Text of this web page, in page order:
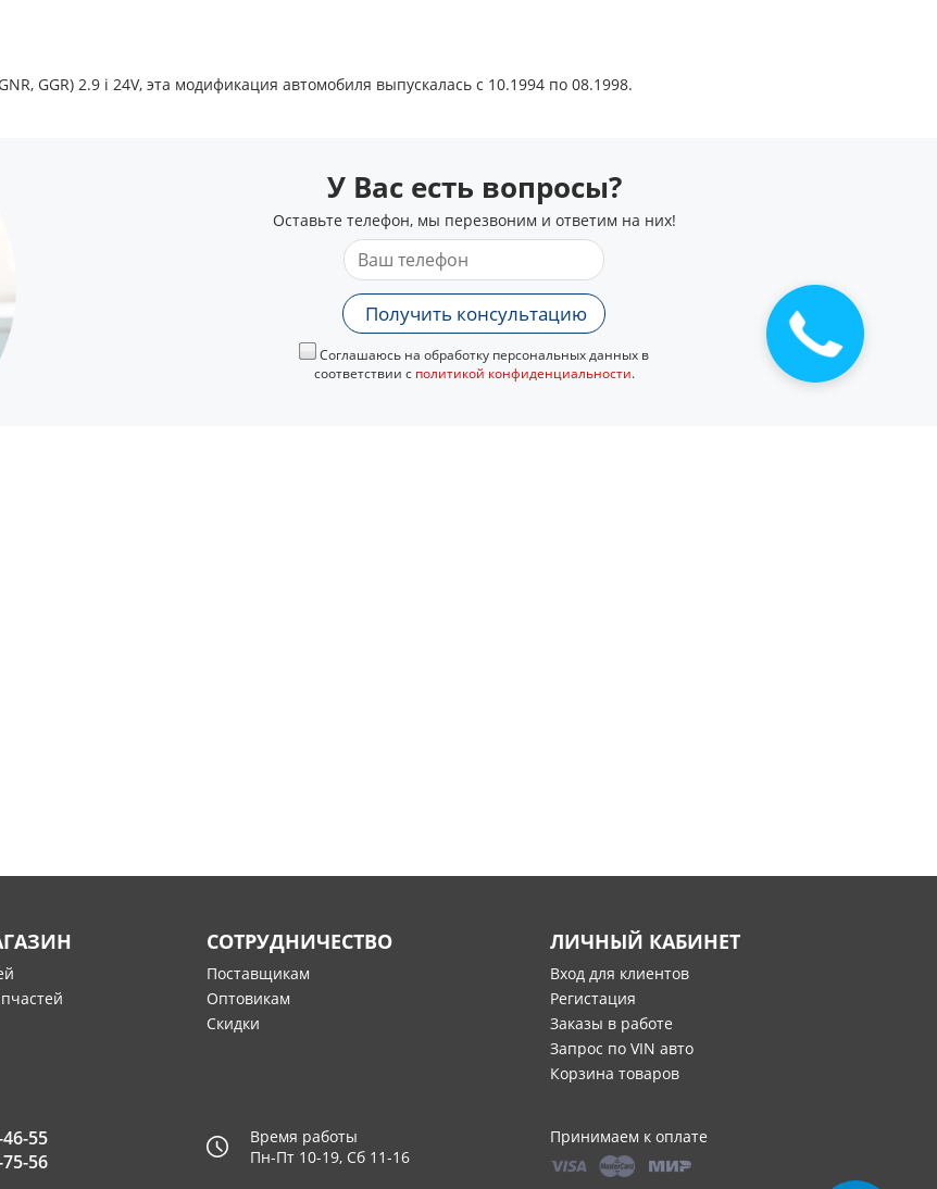
GGR) 2.9 i 24V, эта модификация автомобиля выпускалась с 10.1994 по 08.1998.
У Вас есть вопросы?
Оставьте телефон, мы перезвоним и ответим на них!
Получить консультацию
Соглашаюсь на обработку персональных данных в
соответствии с политикой конфиденциальности.
СОТРУДНИЧЕСТВО
Поставщикам
Оптовикам
Скидки
ЛИЧНЫЙ КАБИНЕТ
Вход для клиентов
Регистация
Заказы в работе
Запрос по VIN авто
Корзина товаров
55
56
Время работы
Пн-Пт 10-19, Сб 11-16
Принимаем к оплате
Закажите
звонок